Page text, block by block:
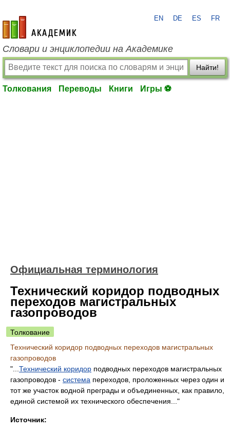
academic.ru
EN DE ES FR
Словари и энциклопедии на Академике
Найти!
Толкования Переводы Книги Игры ⚽
Официальная терминология
Технический коридор подводных
переходов магистральных
газопроводов
Толкование
Технический коридор подводных переходов магистральных
газопроводов
"... Технический коридор подводных переходов магистральных
газопроводов - система переходов, проложенных через один и
тот же участок водной преграды и объединенных, как правило,
единой системой их технического обеспечения..."
Источник: